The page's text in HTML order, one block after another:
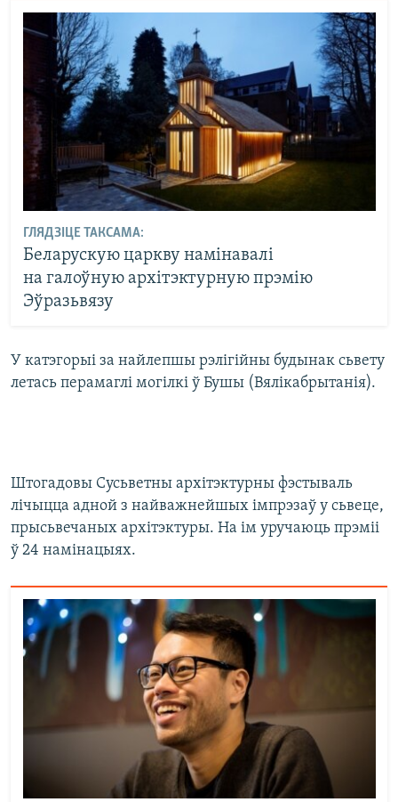
ГЛЯДЗІЦЕ ТАКСАМА:
Беларускую царкву намінавалі
на галоўную архітэктурную прэмію
Эўразьвязу
У катэгорыі за найлепшы рэлігійны будынак сьвету
летась перамаглі могілкі ў Бушы (Вялікабрытанія).
​Штогадовы Сусьветны архітэктурны фэстываль
лічыцца адной з найважнейшых імпрэзаў у сьвеце,
прысьвечаных архітэктуры. На ім уручаюць прэміі
ў 24 намінацыях.